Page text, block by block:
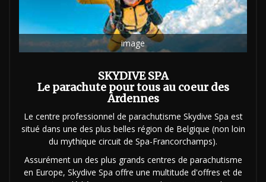
image
SKYDIVE SPA
Le parachute pour tous au coeur des
Ardennes
Le centre professionnel de parachutisme Skydive Spa est
situé dans une des plus belles région de Belgique (non loin
du mythique circuit de Spa-Francorchamps).
Assurément un des plus grands centres de parachutisme
en Europe, Skydive Spa offre une multitude d'offres et de